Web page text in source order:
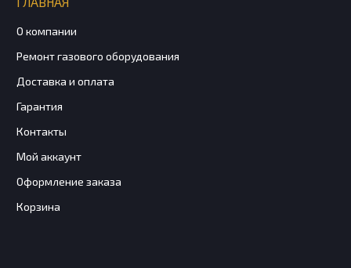
О компании
Ремонт газового оборудования
Доставка и оплата
Гарантия
Контакты
Мой аккаунт
Оформление заказа
Корзина